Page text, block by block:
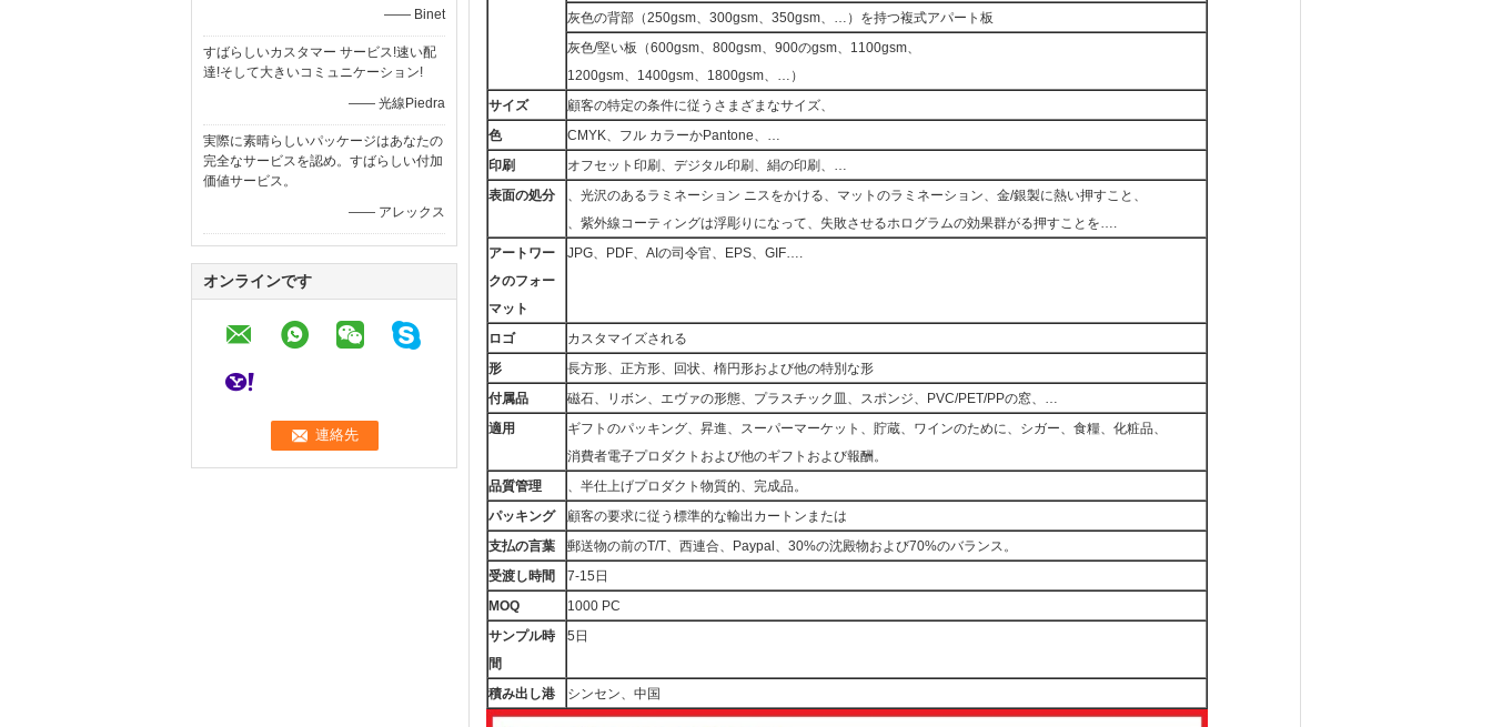
—— Binet
すばらしいカスタマー サービス!速い配
達!そして大きいコミュニケーション!
—— 光線Piedra
実際に素晴らしいパッケージはあなたの
完全なサービスを認め。すばらしい付加
価値サービス。
—— アレックス
オンラインです
灰色の背部（250gsm、300gsm、350gsm、…）を持つ複式アパート板
灰色/堅い板（600gsm、800gsm、900のgsm、1100gsm、
1200gsm、1400gsm、1800gsm、…）
サイズ
顧客の特定の条件に従うさまざまなサイズ、
色
CMYK、フル カラーかPantone、…
印刷
オフセット印刷、デジタル印刷、絹の印刷、…
表面の処分
、光沢のあるラミネーション ニスをかける、マットのラミネーション、金/銀製に熱い押すこと、
、紫外線コーティングは浮彫りになって、失敗させるホログラムの効果群がる押すことを….
アートワー
クのフォー
マット
JPG、PDF、AIの司令官、EPS、GIF….
ロゴ
カスタマイズされる
形
長方形、正方形、回状、楕円形および他の特別な形
付属品
磁石、リボン、エヴァの形態、プラスチック皿、スポンジ、PVC/PET/PPの窓、…
適用
ギフトのパッキング、昇進、スーパーマーケット、貯蔵、ワインのために、シガー、食糧、化粧品、
消費者電子プロダクトおよび他のギフトおよび報酬。
品質管理
、半仕上げプロダクト物質的、完成品。
パッキング
顧客の要求に従う標準的な輸出カートンまたは
支払の言葉
郵送物の前のT/T、西連合、Paypal、30%の沈殿物および70%のバランス。
受渡し時間
7-15日
MOQ
1000 PC
サンプル時
間
5日
積み出し港 シンセン、中国